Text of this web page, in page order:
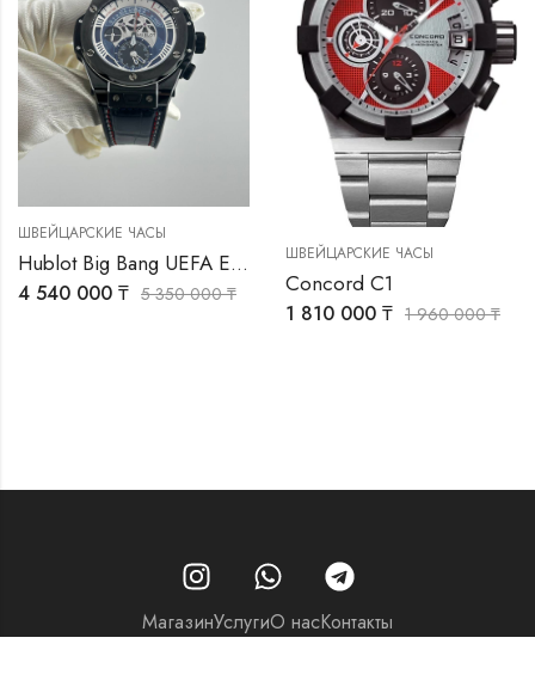
ШВЕЙЦАРСКИЕ ЧАСЫ
Hublot Big Bang UEFA EURO 2016 Unico
4 540 000 ₸ 5 350 000₸
ШВЕЙЦАРСКИЕ ЧАСЫ
Concord C1
1 810 000 ₸ 1 960 000₸
МагазинУслугиО насКонтакты